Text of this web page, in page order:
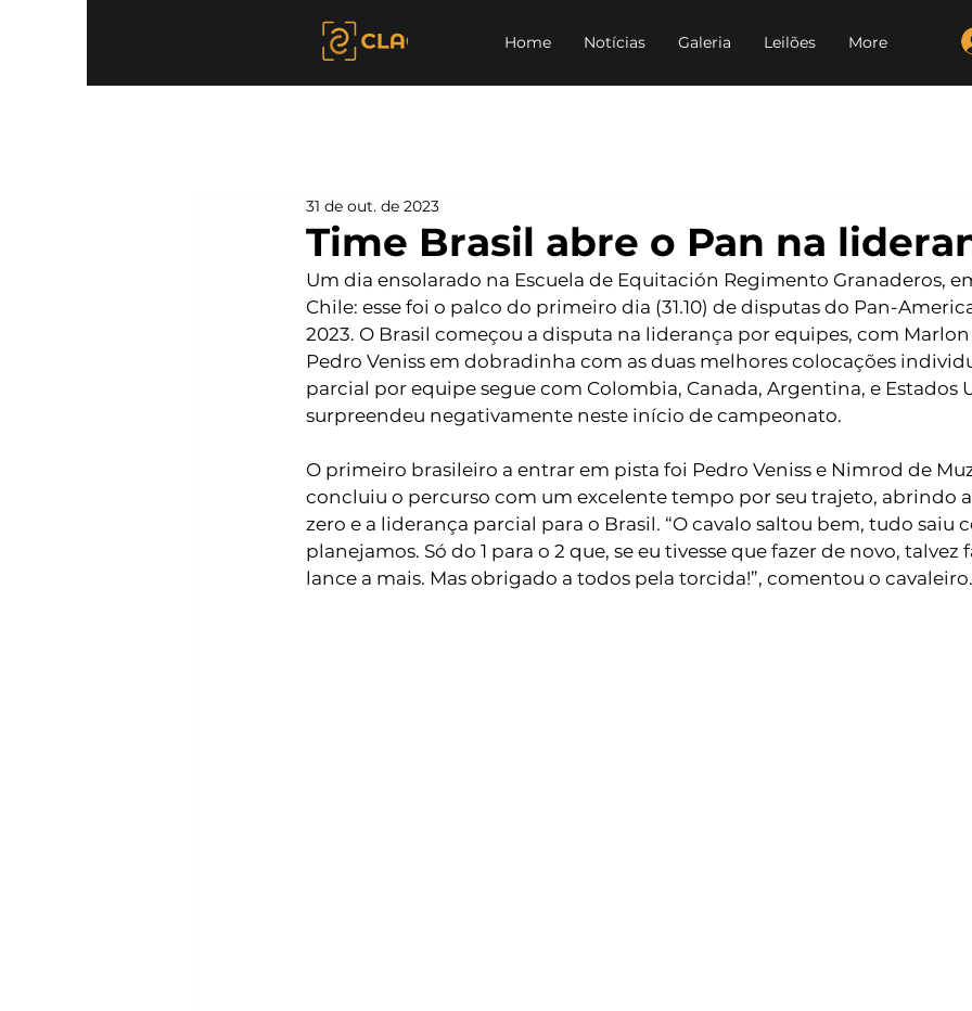
Home Notícias Galeria Leilões More
Time Brasil abre o Pan na
31 de out. de 2023
Um dia ensolarado na Escuela de Equitación Regimento Granaderos,
Chile: esse foi o palco do primeiro dia (31.10) de disputas do Pan-
2023. O Brasil começou a disputa na liderança por equipes, com
Pedro Veniss em dobradinha com as duas melhores colocações
parcial por equipe segue com Colombia, Canada, Argentina, e Estados
surpreendeu negativamente neste início de campeonato.
O primeiro brasileiro a entrar em pista foi Pedro Veniss e Nimrod de
concluiu o percurso com um excelente tempo por seu trajeto, abrindo
zero e a liderança parcial para o Brasil. “O cavalo saltou bem, tudo saiu
planejamos. Só do 1 para o 2 que, se eu tivesse que fazer de novo, talvez
lance a mais. Mas obrigado a todos pela torcida!”, comentou o cavaleiro.